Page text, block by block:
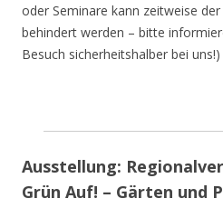
oder Seminare kann zeitweise
behindert werden – bitte
Besuch sicherheitshalber bei uns!)
Ausstellung:
Grün Auf! – Gärten und